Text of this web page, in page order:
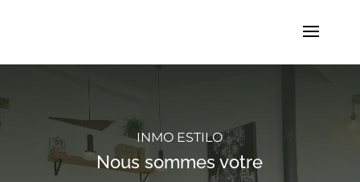
INMO ESTILO
Nous sommes votre